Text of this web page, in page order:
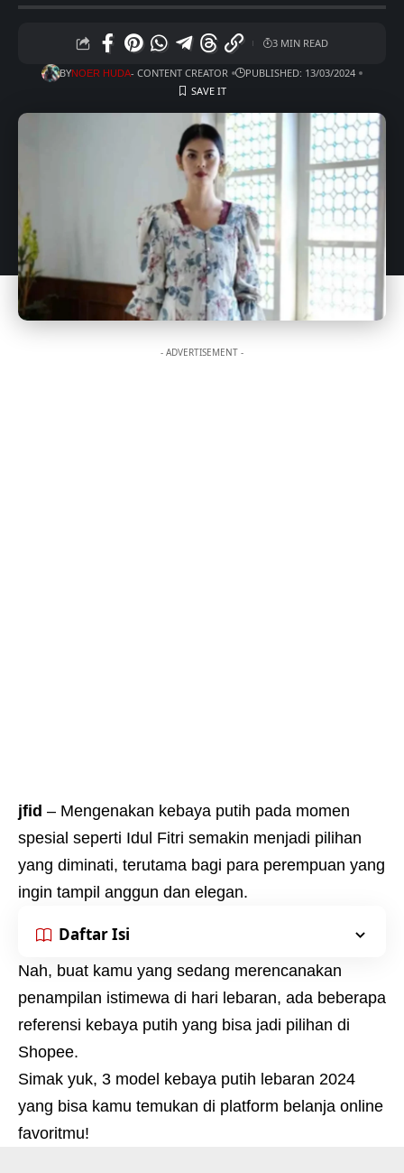
BYNOER HUDA- CONTENT CREATOR PUBLISHED: 13/03/2024
3 MIN READ
- ADVERTISEMENT -
jfid – Mengenakan kebaya putih pada momen
spesial seperti Idul Fitri semakin menjadi pilihan
yang diminati, terutama bagi para perempuan yang
ingin tampil anggun dan elegan.
Daftar Isi
Nah, buat kamu yang sedang merencanakan
penampilan istimewa di hari lebaran, ada beberapa
referensi kebaya putih yang bisa jadi pilihan di
Shopee.
Simak yuk, 3 model kebaya putih lebaran 2024
yang bisa kamu temukan di platform belanja online
favoritmu!